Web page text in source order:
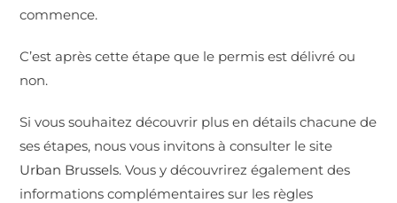
commence.
C’est après cette étape que le permis est délivré ou
non.
Si vous souhaitez découvrir plus en détails chacune de
ses étapes, nous vous invitons à consulter le site
Urban Brussels. Vous y découvrirez également des
informations complémentaires sur les règles